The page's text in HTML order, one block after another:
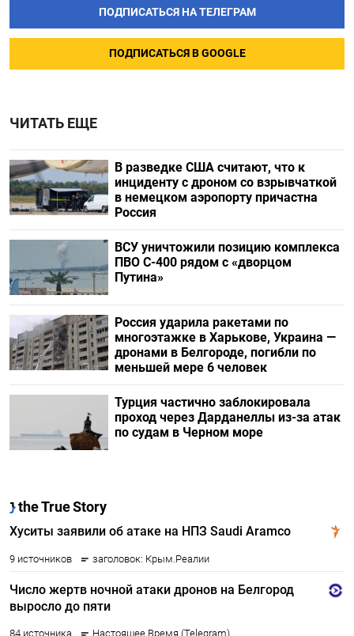
ПОДПИСАТЬСЯ НА ТЕЛЕГРАМ
ПОДПИСАТЬСЯ В GOOGLE
ЧИТАТЬ ЕЩЕ
В разведке США считают, что к
инциденту с дроном со взрывчаткой
в немецком аэропорту причастна
Россия
ВСУ уничтожили позицию комплекса
ПВО С-400 рядом с «дворцом
Путина»
Россия ударила ракетами по
многоэтажке в Харькове, Украина —
дронами в Белгороде, погибли по
меньшей мере 6 человек
Турция частично заблокировала
проход через Дарданеллы из-за атак
по судам в Черном море